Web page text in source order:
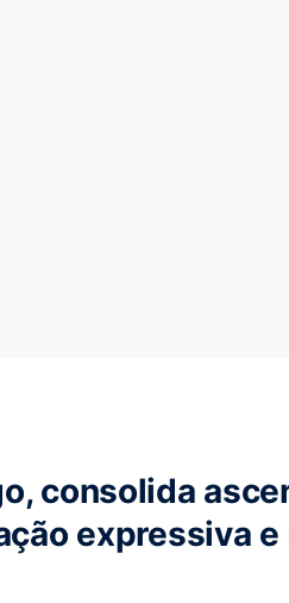
consolida
expressiva